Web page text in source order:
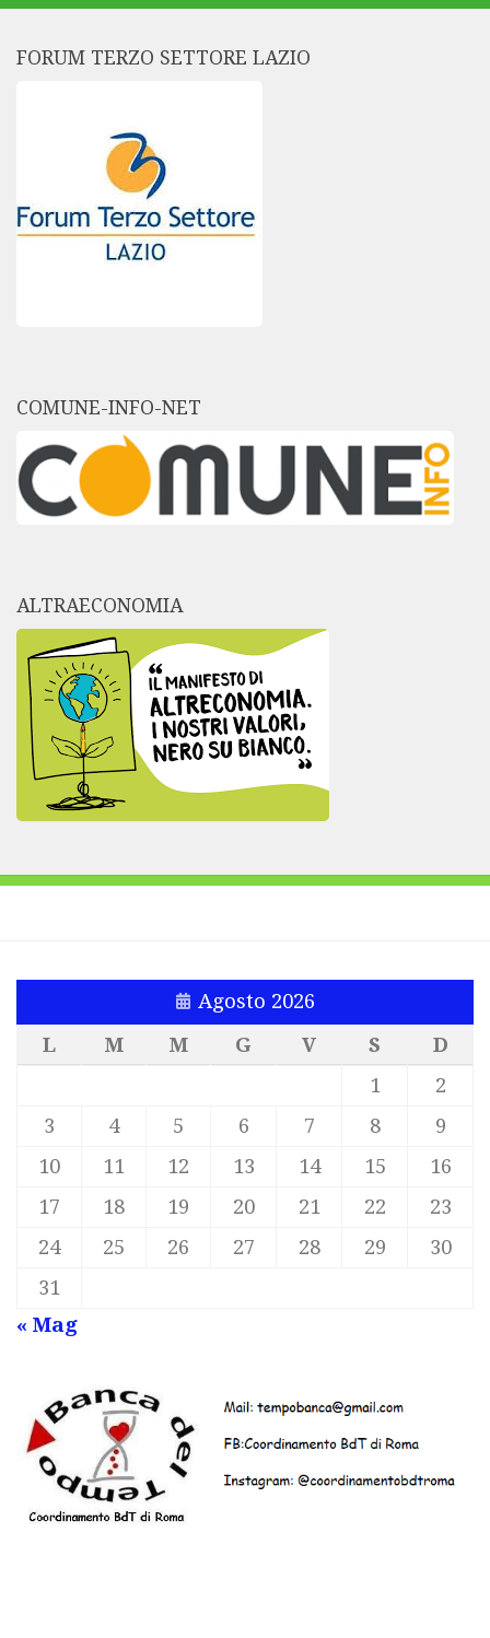
FORUM TERZO SETTORE LAZIO
COMUNE-INFO-NET
ALTRAECONOMIA
Agosto 2026
L
M M G V S
D
1
2
3
4 5 6 7 8
9
10
11 12 13 14 15
16
17
18 19 20 21 22
23
24
25 26 27 28 29
30
31
« Mag